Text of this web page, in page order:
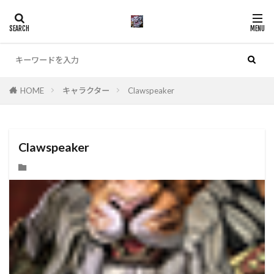
HOME キャラクター Clawspeaker
Clawspeaker
カテゴリー